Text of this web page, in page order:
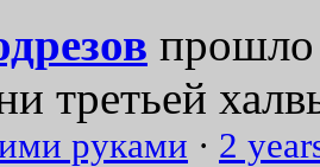
прошло
третьей
руками · 2